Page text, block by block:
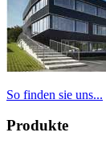
So finden sie uns...
Produkte